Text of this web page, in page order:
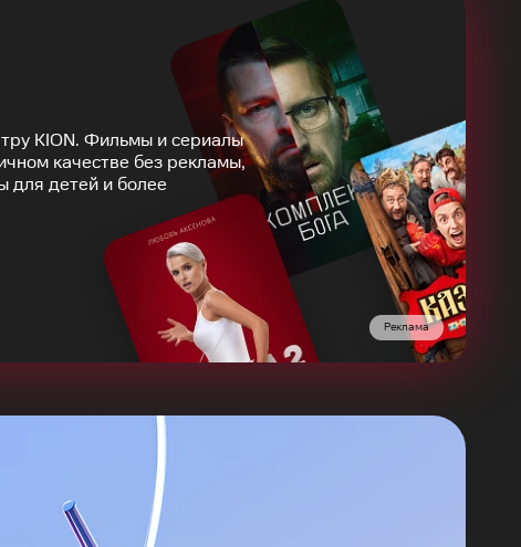
KION. Фильмы и сериалы
качестве без рекламы,
для детей и более
Реклама